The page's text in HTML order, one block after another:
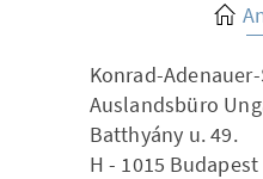
Konrad-
Auslandsbüro
Batthyány u. 49.
H - 1015 Budapest